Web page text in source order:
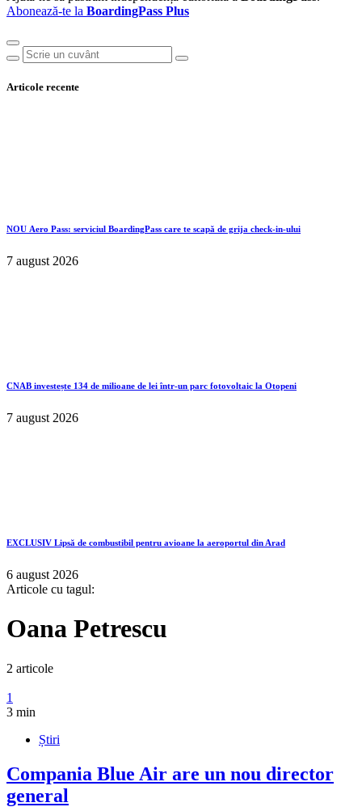
Abonează-te la BoardingPass Plus
Articole recente
NOU Aero Pass: serviciul BoardingPass care te scapă de grija check-in-ului
7 august 2026
CNAB investește 134 de milioane de lei într-un parc fotovoltaic la Otopeni
7 august 2026
EXCLUSIV Lipsă de combustibil pentru avioane la aeroportul din Arad
6 august 2026
Articole cu tagul:
Oana Petrescu
2 articole
1
3 min
Știri
Compania Blue Air are un nou director
general